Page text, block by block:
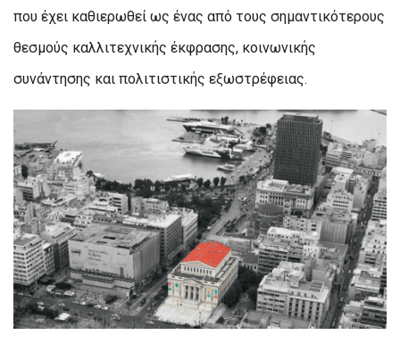
που έχει καθιερωθεί ως ένας από τους σημαντικότερους
θεσμούς καλλιτεχνικής έκφρασης, κοινωνικής
συνάντησης και πολιτιστικής εξωστρέφειας.